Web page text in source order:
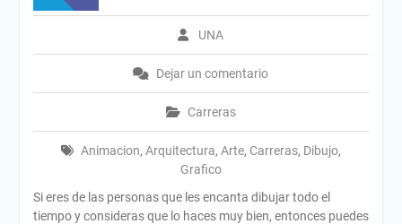
UNA
Dejar un comentario
Carreras
Animacion, Arquitectura, Arte, Carreras, Dibujo,
Grafico
Si eres de las personas que les encanta dibujar todo el
tiempo y consideras que lo haces muy bien, entonces puedes